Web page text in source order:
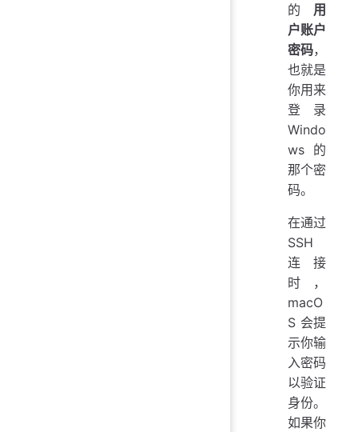
的 用
户账户
密码，
也就是
你用来
登录
Windo
ws 的
那个密
码。
在通过
SSH
连接
时，
macO
S 会提
示你输
入密码
以验证
身份。
如果你